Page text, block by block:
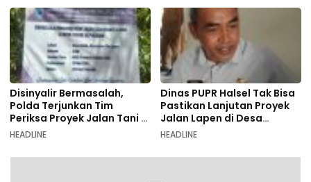
Disinyalir Bermasalah,
Polda Terjunkan Tim
Periksa Proyek Jalan Tani di
Galala
HEADLINE
Dinas PUPR Halsel Tak Bisa
Pastikan Lanjutan Proyek
Jalan Lapen di Desa
Sambiki
HEADLINE